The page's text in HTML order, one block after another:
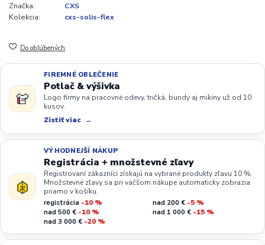
Značka:
CXS
Kolekcia:
cxs-solis-flex
Do obľúbených
FIREMNÉ OBLEČENIE
Potlač & výšivka
Logo firmy na pracovné odevy, tričká, bundy aj mikiny už od 10
kusov.
Zistiť viac
VÝHODNEJŠÍ NÁKUP
Registrácia + množstevné zľavy
Registrovaní zákazníci získajú na vybrané produkty zľavu 10 %.
Množstevné zľavy sa pri väčšom nákupe automaticky zobrazia
priamo v košíku.
registrácia -10 % nad 200 € -5 %
nad 500 € -10 % nad 1 000 € -15 %
nad 3 000 € -20 %